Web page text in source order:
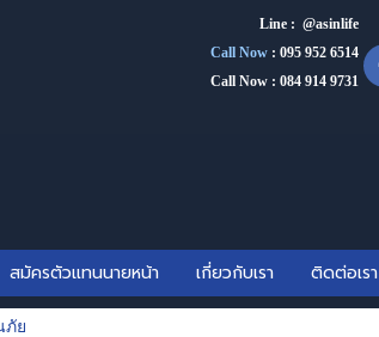
Line : @asinlife
Call Now : 095 952 6514
Call Now : 084 914 9731
สมัครตัวแทนนายหน้า เกี่ยวกับเรา ติดต่อเรา
ภัย